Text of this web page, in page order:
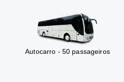
Autocarro - 50 passageiros